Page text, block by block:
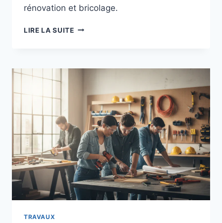
rénovation et bricolage.
LIRE LA SUITETRAVAUXMAKERS
PROJETS
TRAVAUX